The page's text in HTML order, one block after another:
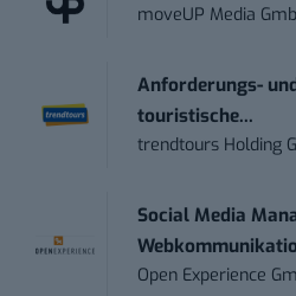
moveUP Media
Anforderungs-
touristische...
trendtours Holding
Social Media
Open Experience